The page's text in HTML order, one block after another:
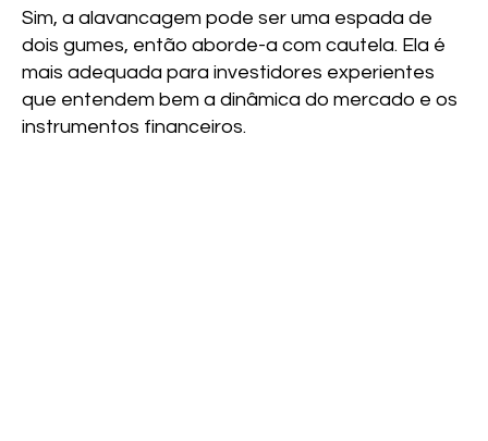
Sim, a alavancagem pode ser uma espada de
dois gumes, então aborde-a com cautela. Ela é
mais adequada para investidores experientes
que entendem bem a dinâmica do mercado e os
instrumentos financeiros.